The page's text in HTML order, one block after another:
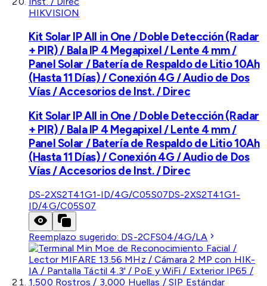
HIKVISION
Kit Solar IP All in One / Doble Detección (Radar
+ PIR) / Bala IP 4 Megapixel / Lente 4 mm /
Panel Solar / Batería de Respaldo de Litio 10Ah
(Hasta 11 Días) / Conexión 4G / Audio de Dos
Vías / Accesorios de Inst. / Direc
Kit Solar IP All in One / Doble Detección (Radar
+ PIR) / Bala IP 4 Megapixel / Lente 4 mm /
Panel Solar / Batería de Respaldo de Litio 10Ah
(Hasta 11 Días) / Conexión 4G / Audio de Dos
Vías / Accesorios de Inst. / Direc
DS-2XS2T41G1-ID/4G/C05S07DS-2XS2T41G1-
ID/4G/C05S07
Reemplazo sugerido: DS-2CFS04/4G/LA